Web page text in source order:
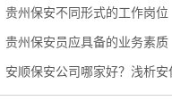
贵州保安不同形式的工作岗位
贵州保安员应具备的业务素质
安顺保安公司哪家好？浅析安保